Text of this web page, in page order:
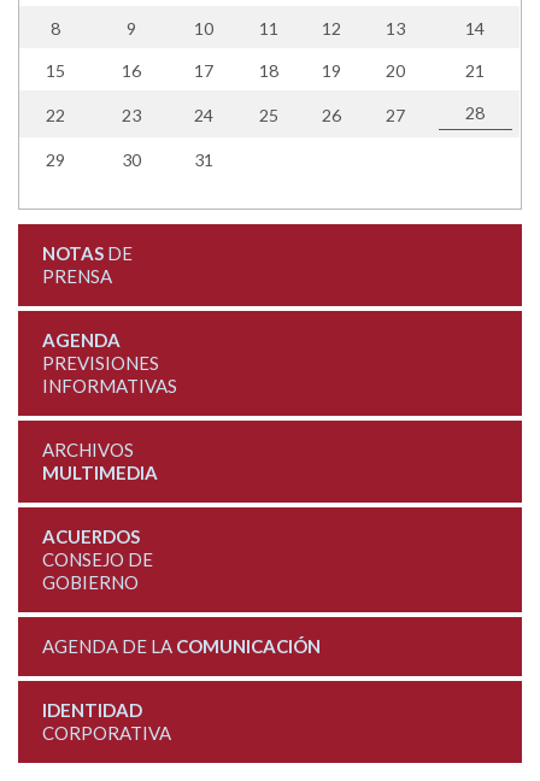
8 9 10 11 12 13 14
15 16 17 18 19 20 21
22 23 24 25 26 27 28
29 30 31
NOTASDE
PRENSA
AGENDA
PREVISIONES
INFORMATIVAS
ARCHIVOS
MULTIMEDIA
ACUERDOS
CONSEJO DE
GOBIERNO
AGENDA DE LA COMUNICACIÓN
IDENTIDAD
CORPORATIVA